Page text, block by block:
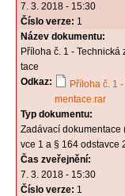
7. 3. 2018 - 15:30
Číslo verze: 1
Název dokumentu:
Příloha č. 1 -
tace
Odkaz:
Příloha č. 1
mentace.rar
Typ dokumentu:
Zadávací dokumentace
vce 1 a § 164 odstavce
Čas zveřejnění:
7. 3. 2018 - 15:30
Číslo verze: 1